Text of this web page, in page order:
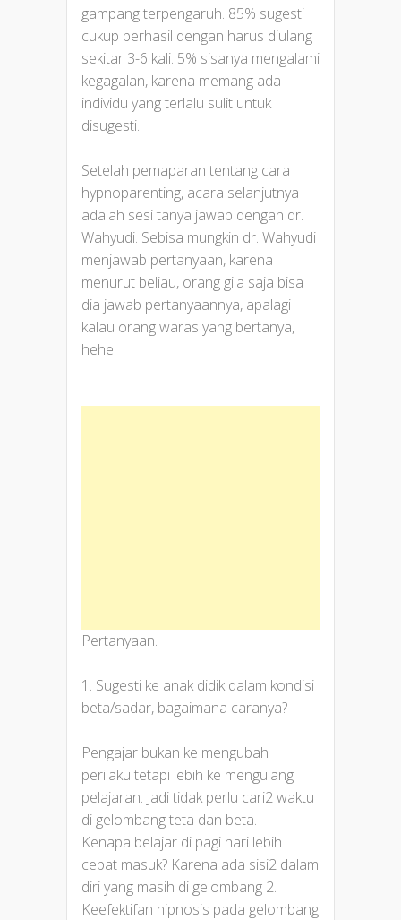
gampang terpengaruh. 85% sugesti
cukup berhasil dengan harus diulang
sekitar 3-6 kali. 5% sisanya mengalami
kegagalan, karena memang ada
individu yang terlalu sulit untuk
disugesti.
Setelah pemaparan tentang cara
hypnoparenting, acara selanjutnya
adalah sesi tanya jawab dengan dr.
Wahyudi. Sebisa mungkin dr. Wahyudi
menjawab pertanyaan, karena
menurut beliau, orang gila saja bisa
dia jawab pertanyaannya, apalagi
kalau orang waras yang bertanya,
hehe.
Pertanyaan.
1. Sugesti ke anak didik dalam kondisi
beta/sadar, bagaimana caranya?
Pengajar bukan ke mengubah
perilaku tetapi lebih ke mengulang
pelajaran. Jadi tidak perlu cari2 waktu
di gelombang teta dan beta.
Kenapa belajar di pagi hari lebih
cepat masuk? Karena ada sisi2 dalam
diri yang masih di gelombang 2.
Keefektifan hipnosis pada gelombang